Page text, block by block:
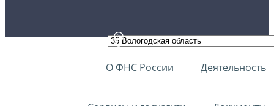
О ФНС России Деятельность